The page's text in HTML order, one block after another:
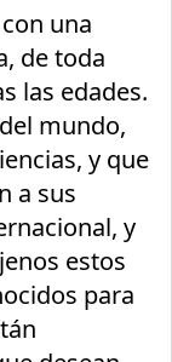
una
de toda
las edades.
mundo,
y que
a sus
y
estos
para